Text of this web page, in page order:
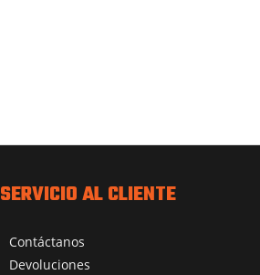
SERVICIO AL CLIENTE
Contáctanos
Devoluciones